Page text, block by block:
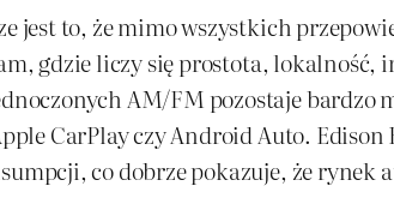
jest to, że mimo wszystkich
gdzie liczy się prostota,
AM/FM pozostaje bardzo
CarPlay czy Android Auto. Edison
co dobrze pokazuje, że rynek